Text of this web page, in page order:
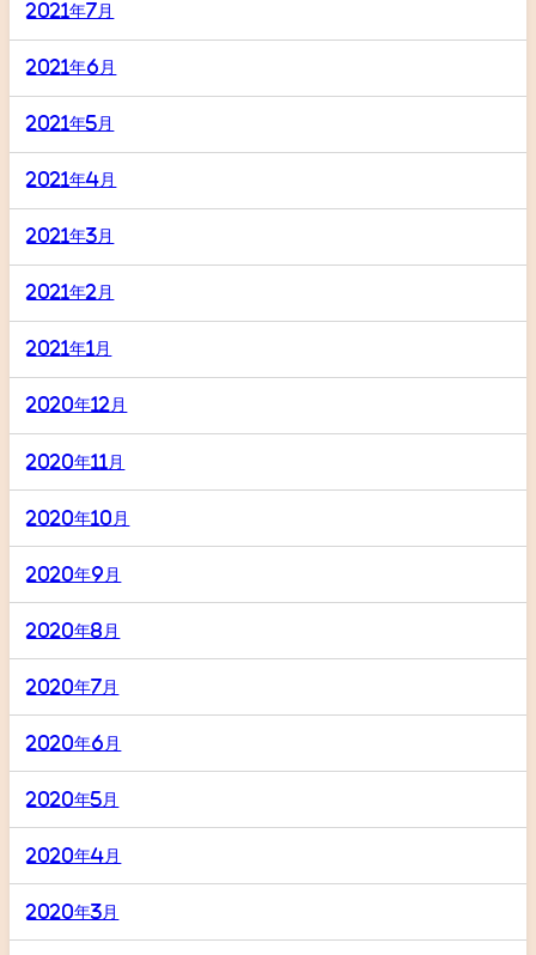
2021年7月
2021年6月
2021年5月
2021年4月
2021年3月
2021年2月
2021年1月
2020年12月
2020年11月
2020年10月
2020年9月
2020年8月
2020年7月
2020年6月
2020年5月
2020年4月
2020年3月